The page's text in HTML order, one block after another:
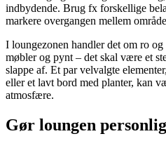
indbydende. Brug fx forskellige
markere overgangen mellem
I loungezonen handler det om ro
møbler og pynt – det skal være et
slappe af. Et par velvalgte
eller et lavt bord med planter, kan
atmosfære.
Gør loungen personlig